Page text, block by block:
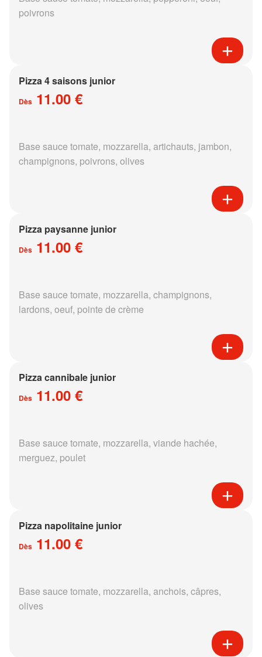
poivrons
Pizza 4 saisons junior
Dès 11.00 €
Base sauce tomate, mozzarella, artichauts, jambon,
champignons, poivrons, olives
Pizza paysanne junior
Dès 11.00 €
Base sauce tomate, mozzarella, champignons,
lardons, oeuf, pointe de crème
Pizza cannibale junior
Dès 11.00 €
Base sauce tomate, mozzarella, viande hachée,
merguez, poulet
Pizza napolitaine junior
Dès 11.00 €
Base sauce tomate, mozzarella, anchois, câpres,
olives